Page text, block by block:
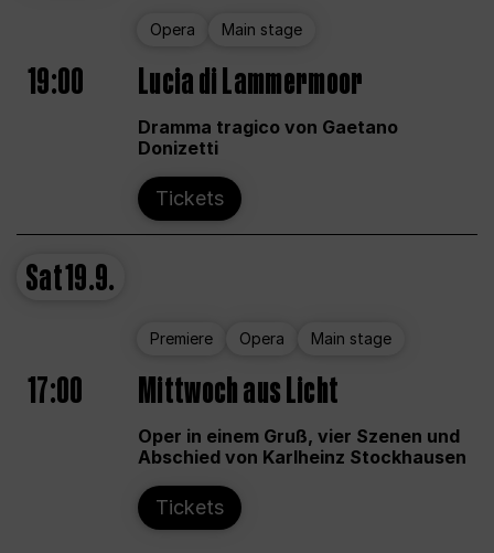
Opera Main stage
19:00 Lucia di Lammermoor
Dramma tragico von Gaetano
Donizetti
Tickets
Sat19.9.
Premiere Opera Main stage
17:00 Mittwoch aus Licht
Oper in einem Gruß, vier Szenen und
Abschied von Karlheinz Stockhausen
Tickets